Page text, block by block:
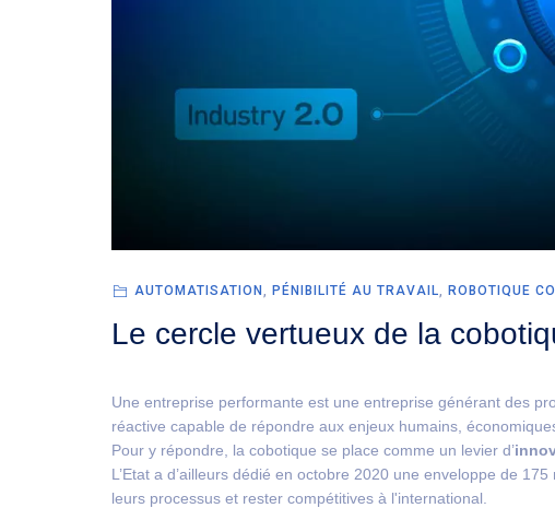
AUTOMATISATION PÉNIBILITÉ AU TRAVAIL ROBOTIQUE
Le cercle vertueux de la
Une entreprise performante est une entreprise générant des
réactive capable de répondre aux enjeux humains,
Pour y répondre, la cobotique se place comme un levier d’
L’Etat a d’ailleurs dédié en octobre 2020 une enveloppe de
leurs processus et rester compétitives à l'international.